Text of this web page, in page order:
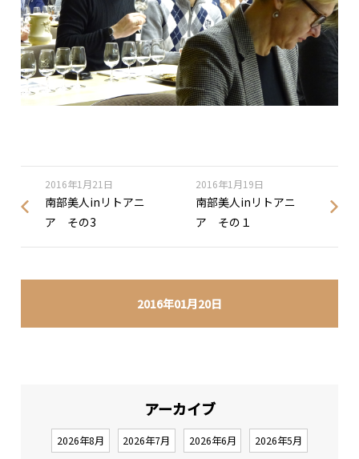
2016年01月20日
2016年1月21日
南部美人inリトアニ
ア その3
2016年1月19日
南部美人inリトアニ
ア その１
アーカイブ
2026年8月 2026年7月 2026年6月 2026年5月